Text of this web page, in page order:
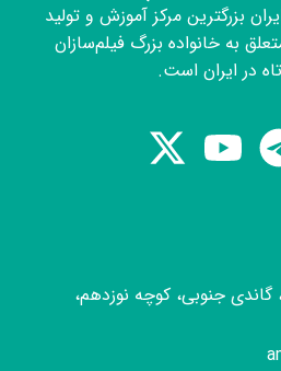
جنوبی، کوچه نوزدهم،
بزرگترین مرکز آموزش و تولید
به خانواده بزرگ فیلم‌سازان
در ایران است.